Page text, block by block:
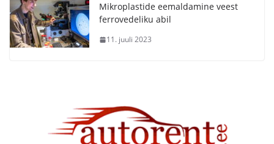
Mikroplastide eemaldamine veest
ferrovedeliku abil
11. juuli 2023